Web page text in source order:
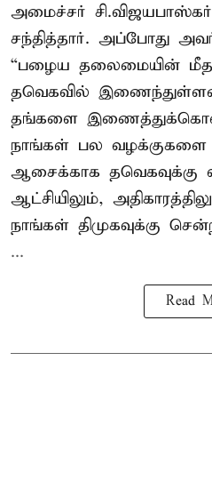
அமைச்சர்
சந்தித்தார். அப்போது
“பழைய தலைமையின்
தவெகவில்
தங்களை
நாங்கள் பல
ஆசைக்காக தவெகவுக்கு
ஆட்சியிலும்,
நாங்கள் திமுகவுக்கு
...
Read